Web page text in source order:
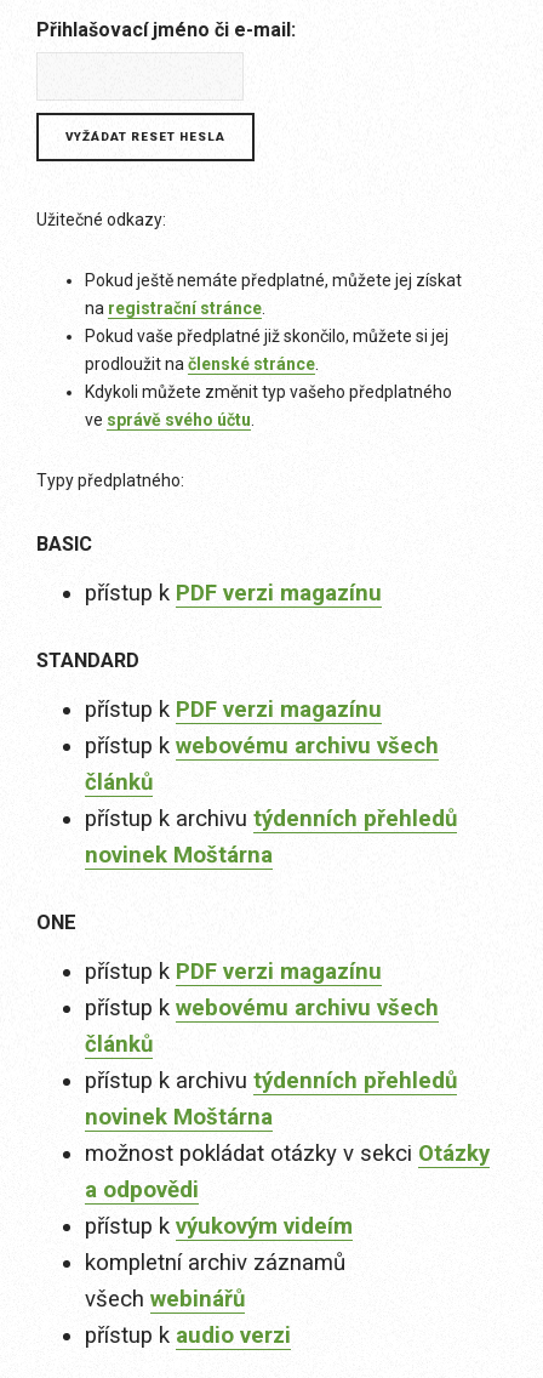
Přihlašovací jméno či e-mail:
Užitečné odkazy:
Pokud ještě nemáte předplatné, můžete jej získat
na registrační stránce
Pokud vaše předplatné již skončilo, můžete si jej
prodloužit na členské stránce
Kdykoli můžete změnit typ vašeho předplatného
ve správě svého účtu
Typy předplatného:
BASIC
přístup k PDF verzi magazínu
STANDARD
přístup k PDF verzi magazínu
přístup k webovému archivu všech
článků
přístup k archivu týdenních přehledů
novinek Moštárna
ONE
přístup k PDF verzi magazínu
přístup k webovému archivu všech
článků
přístup k archivu týdenních přehledů
novinek Moštárna
možnost pokládat otázky v sekci Otázky
a odpovědi
přístup k výukovým videím
kompletní archiv záznamů
všech webinářů
přístup k audio verzi